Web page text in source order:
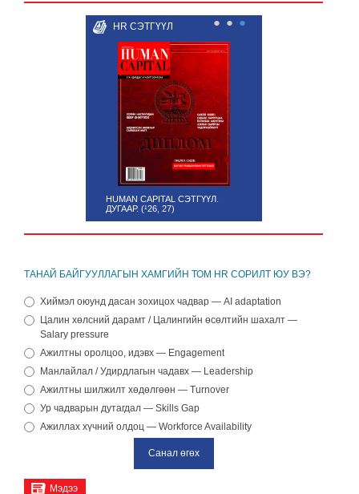
HR СЭТГҮҮЛ
HUMAN CAPITAL СЭТГҮҮЛ.
ДУГААР. (¹26, 27)
● ● ●
ТАНАЙ БАЙГУУЛЛАГЫН ХАМГИЙН ТОМ HR СОРИЛТ ЮУ ВЭ?
Хиймэл оюунд дасан зохицох чадвар — AI adaptation
Цалин хөлсний дарамт / Цалингийн өсөлтийн шахалт —
Salary pressure
Ажилтны оролцоо, идэвх — Engagement
Манлайлал / Удирдлагын чадавх — Leadership
Ажилтны шилжилт хөдөлгөөн — Turnover
Ур чадварын дутагдал — Skills Gap
Ажиллах хүчний олдоц — Workforce Availability
Мэдээ